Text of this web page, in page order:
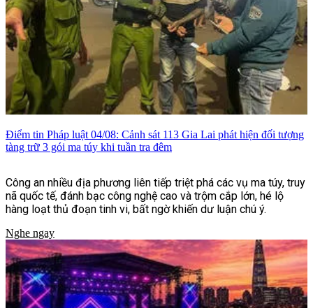
Điểm tin Pháp luật 04/08: Cảnh sát 113 Gia Lai phát hiện đối tượng
tàng trữ 3 gói ma túy khi tuần tra đêm
Công an nhiều địa phương liên tiếp triệt phá các vụ ma túy, truy
nã quốc tế, đánh bạc công nghệ cao và trộm cắp lớn, hé lộ
hàng loạt thủ đoạn tinh vi, bất ngờ khiến dư luận chú ý.
Nghe ngay